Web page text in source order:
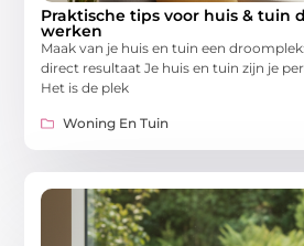
Praktische tips voor huis & tuin
werken
Maak van je huis en tuin een
direct resultaat Je huis en tuin zijn je
Het is de plek
Woning En Tuin